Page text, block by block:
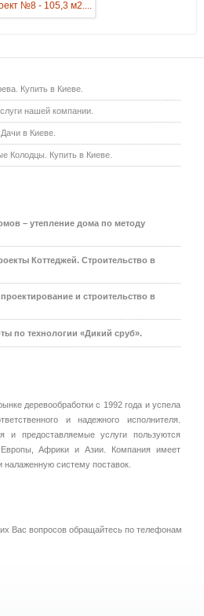
Купить в Киеве.
нашей компании.
в Киеве.
Колодцы. Купить в Киеве.
– утепление дома по методу
Коттеджей. Строительство в
и строительство в
по технологии «Дикий сруб».
деревообработки с 1992 года и успела
и надежного исполнителя.
и предоставляемые услуги пользуются
Африки и Азии. Компания имеет
систему поставок.
Вас вопросов обращайтесь по телефонам